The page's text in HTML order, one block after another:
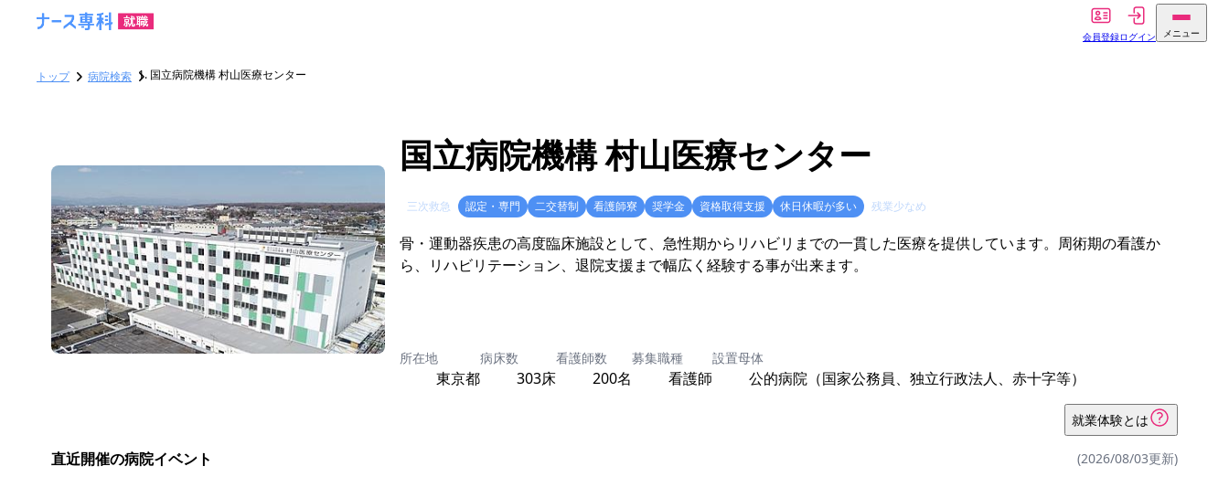
会員登録ログイン メニュー
トップ 病院検索 国立病院機構 村山医療センター
国立病院機構 村山医療センター
三次救急 認定・専門 二交替制 看護師寮 奨学金 資格取得支援 休日休暇が多い 残業少なめ
骨・運動器疾患の高度臨床施設として、急性期からリハビリまでの一貫した医療を提供しています。周術期の看護か
ら、リハビリテーション、退院支援まで幅広く経験する事が出来ます。
所在地
東京都
病床数
303床
看護師数
200名
募集職種
看護師
設置母体
公的病院（国家公務員、独立行政法人、赤十字等）
就業体験とは
直近開催の病院イベント (2026/08/03更新)